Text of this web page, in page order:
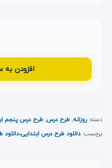
افزودن به
دسته:روزانه, طرح درس, طرح درس پنجم
برچسب: دانلود طرح درس